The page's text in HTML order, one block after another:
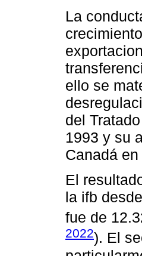
La
ello se
del
1993 y su
Canadá en
El
la ifb
fue de
2022). El